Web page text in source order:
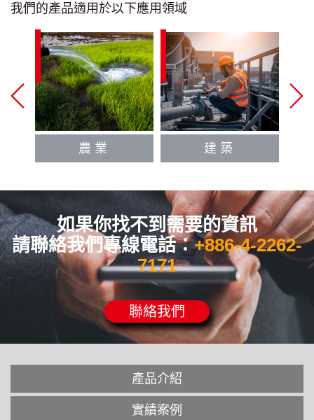
我們的產品適用於以下應用領域
農業 建築
如果你找不到需要的資訊
請聯絡我們專線電話：+886-4-2262-
7171
聯絡我們
產品介紹
實績案例